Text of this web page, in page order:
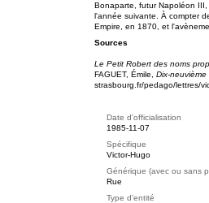
Bonaparte, futur Napoléon
l'année suivante. À compter
Empire, en 1870, et
Sources
Le Petit Robert des noms
FAGUET, Émile, Dix-
strasbourg.fr/pedago/lettres/
Date d'officialisation
1985-11-07
Spécifique
Victor-Hugo
Générique (avec ou sans
Rue
Type d'entité